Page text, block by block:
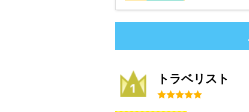
トラベリスト